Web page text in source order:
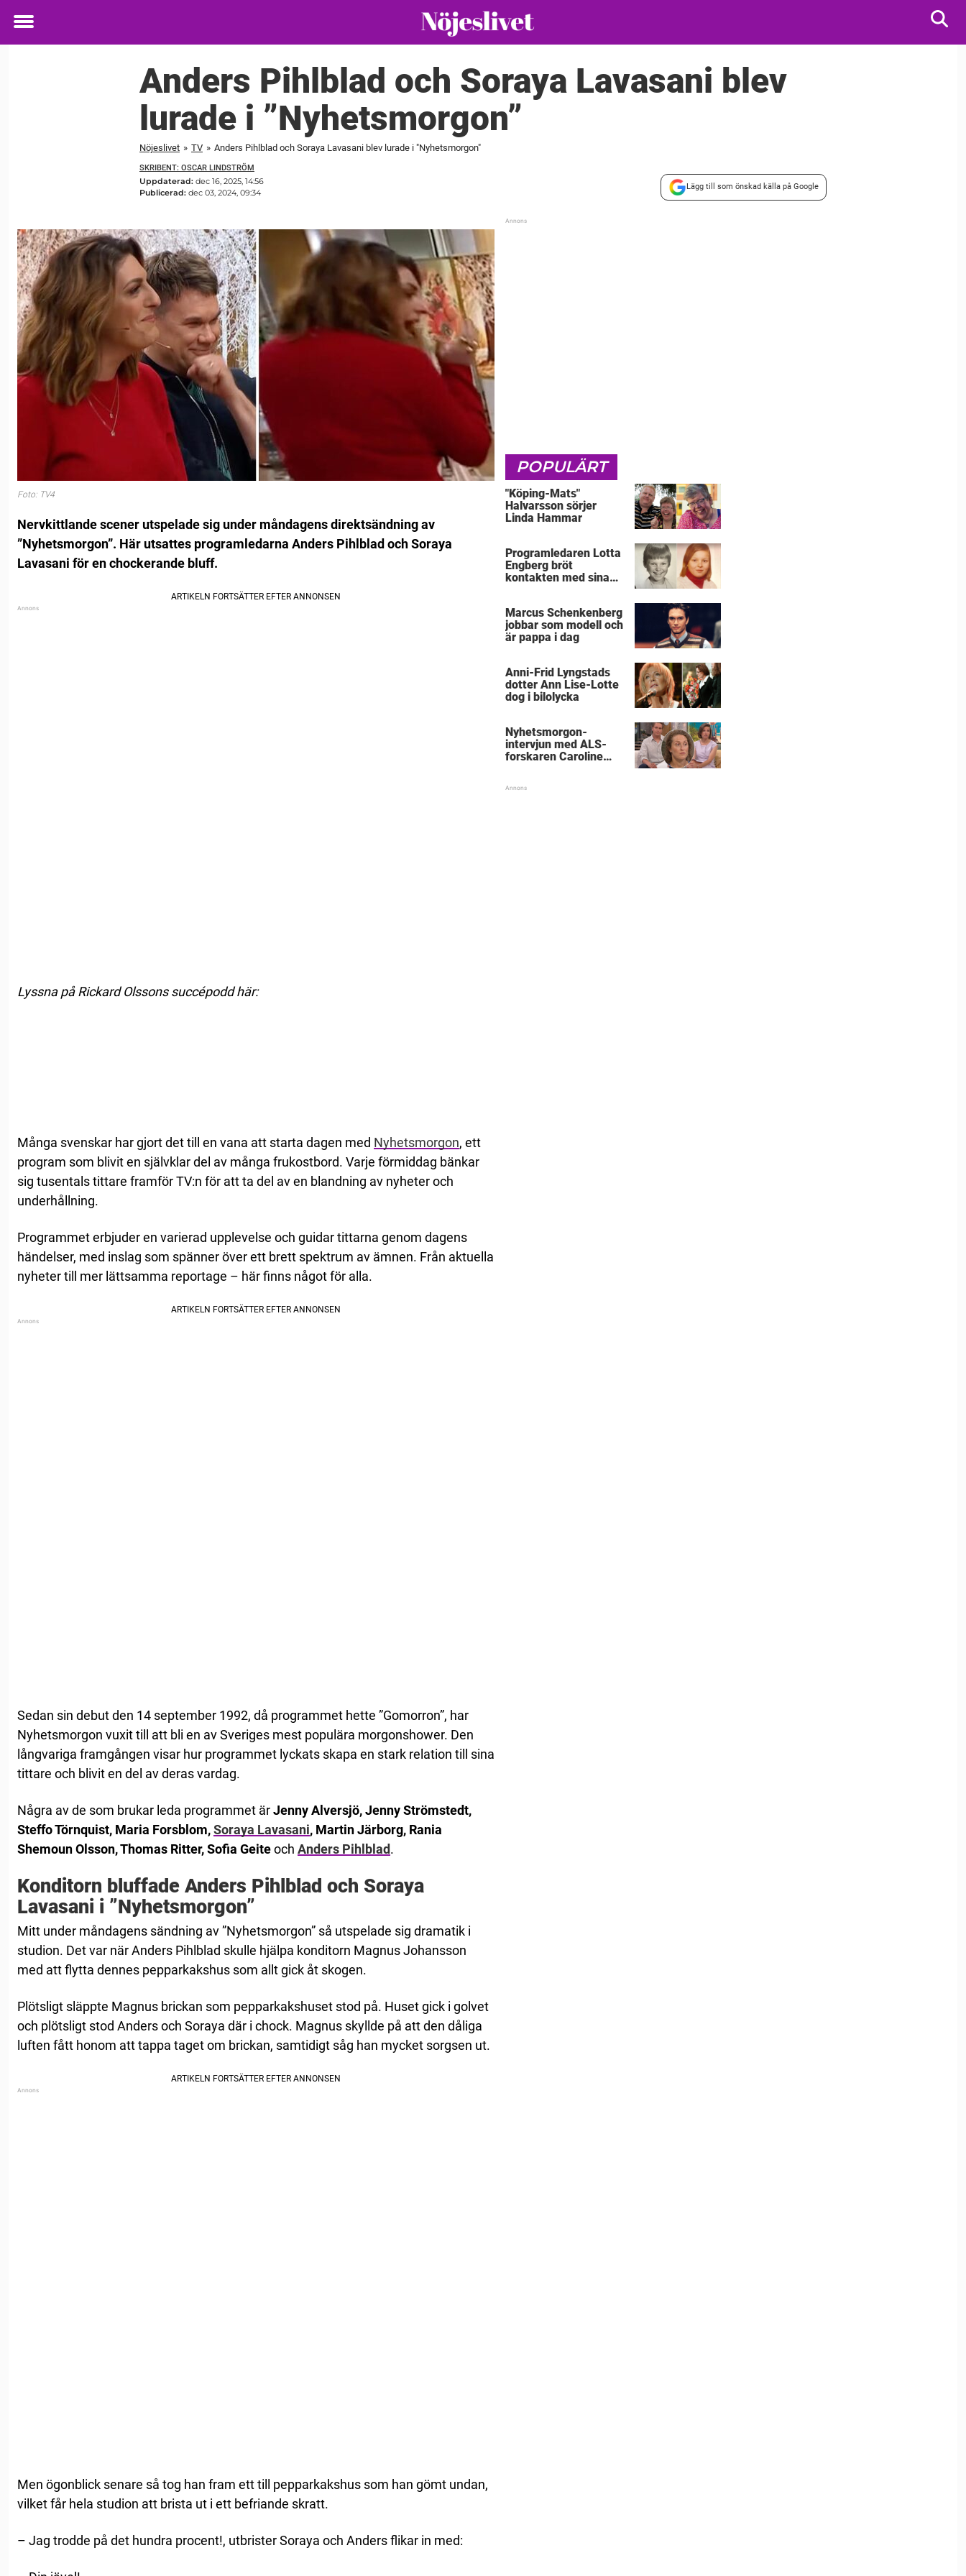
Toggle
Anders Pihlblad och Soraya Lavasani blev
lurade i ”Nyhetsmorgon”
Nöjeslivet » TV » Anders Pihlblad och Soraya Lavasani blev lurade i "Nyhetsmorgon"
SKRIBENT: OSCAR LINDSTRÖM
Uppdaterad: dec 16, 2025, 14:56
Publicerad: dec 03, 2024, 09:34
Lägg till som önskad källa på Google
Foto: TV4
Nervkittlande scener utspelade sig under måndagens direktsändning av
”Nyhetsmorgon”. Här utsattes programledarna Anders Pihlblad och Soraya
Lavasani för en chockerande bluff.
Lyssna på Rickard Olssons succépodd här:
Många svenskar har gjort det till en vana att starta dagen med Nyhetsmorgon, ett
program som blivit en självklar del av många frukostbord. Varje förmiddag bänkar
sig tusentals tittare framför TV:n för att ta del av en blandning av nyheter och
underhållning.
Programmet erbjuder en varierad upplevelse och guidar tittarna genom dagens
händelser, med inslag som spänner över ett brett spektrum av ämnen. Från aktuella
nyheter till mer lättsamma reportage – här finns något för alla.
Sedan sin debut den 14 september 1992, då programmet hette ”Gomorron”, har
Nyhetsmorgon vuxit till att bli en av Sveriges mest populära morgonshower. Den
långvariga framgången visar hur programmet lyckats skapa en stark relation till sina
tittare och blivit en del av deras vardag.
Några av de som brukar leda programmet ärJenny Alversjö, Jenny Strömstedt,
Steffo Törnquist, Maria Forsblom,Soraya Lavasani, Martin Järborg, Rania
Shemoun Olsson, Thomas Ritter, Sofia Geiteoch Anders Pihlblad.
Konditorn bluffade Anders Pihlblad och Soraya
Lavasani i ”Nyhetsmorgon”
Mitt under måndagens sändning av ”Nyhetsmorgon” så utspelade sig dramatik i
studion. Det var när Anders Pihlblad skulle hjälpa konditorn Magnus Johansson
med att flytta dennes pepparkakshus som allt gick åt skogen.
Plötsligt släppte Magnus brickan som pepparkakshuset stod på. Huset gick i golvet
och plötsligt stod Anders och Soraya där i chock. Magnus skyllde på att den dåliga
luften fått honom att tappa taget om brickan, samtidigt såg han mycket sorgsen ut.
Men ögonblick senare så tog han fram ett till pepparkakshus som han gömt undan,
vilket får hela studion att brista ut i ett befriande skratt.
– Jag trodde på det hundra procent!, utbrister Soraya och Anders flikar in med:
POPULÄRT
"Köping-Mats"
Halvarsson sörjer
Linda Hammar
Programledaren Lotta
Engberg bröt
kontakten med sina
Marcus Schenkenberg
jobbar som modell och
är pappa i dag
Anni-Frid Lyngstads
dotter Ann Lise-Lotte
dog i bilolycka
Nyhetsmorgon-
intervjun med ALS-
forskaren Caroline